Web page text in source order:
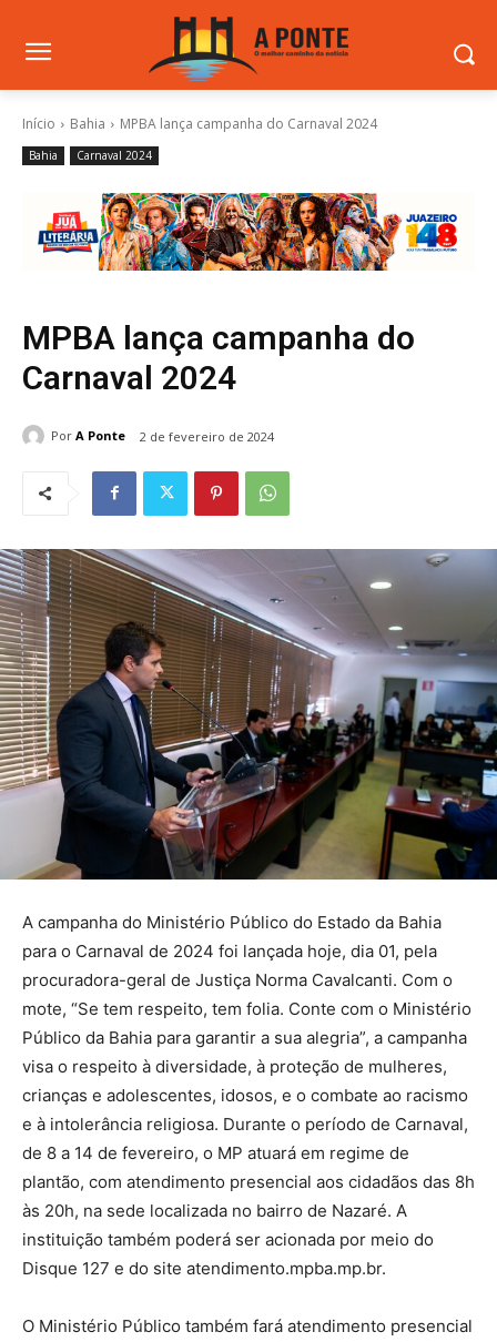
Início Bahia MPBA lança campanha do Carnaval 2024
Bahia Carnaval 2024
MPBA lança campanha do
Carnaval 2024
Por A Ponte 2 de fevereiro de 2024
A campanha do Ministério Público do Estado da Bahia
para o Carnaval de 2024 foi lançada hoje, dia 01, pela
procuradora-geral de Justiça Norma Cavalcanti. Com o
mote, “Se tem respeito, tem folia. Conte com o Ministério
Público da Bahia para garantir a sua alegria”, a campanha
visa o respeito à diversidade, à proteção de mulheres,
crianças e adolescentes, idosos, e o combate ao racismo
e à intolerância religiosa. Durante o período de Carnaval,
de 8 a 14 de fevereiro, o MP atuará em regime de
plantão, com atendimento presencial aos cidadãos das 8h
às 20h, na sede localizada no bairro de Nazaré. A
instituição também poderá ser acionada por meio do
Disque 127 e do site atendimento.mpba.mp.br.
O Ministério Público também fará atendimento presencial